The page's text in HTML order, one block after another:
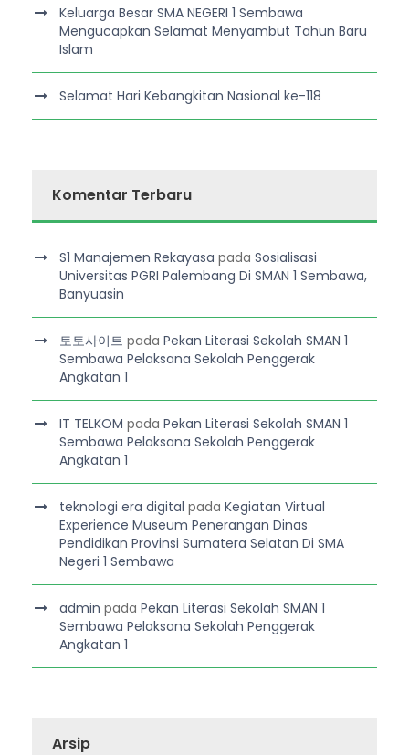
Keluarga Besar SMA NEGERI 1 Sembawa
Mengucapkan Selamat Menyambut Tahun Baru
Islam
Selamat Hari Kebangkitan Nasional ke-118
Komentar Terbaru
S1 Manajemen Rekayasa pada Sosialisasi
Universitas PGRI Palembang Di SMAN 1 Sembawa,
Banyuasin
토토사이트 pada Pekan Literasi Sekolah SMAN 1
Sembawa Pelaksana Sekolah Penggerak
Angkatan 1
IT TELKOM pada Pekan Literasi Sekolah SMAN 1
Sembawa Pelaksana Sekolah Penggerak
Angkatan 1
teknologi era digital pada Kegiatan Virtual
Experience Museum Penerangan Dinas
Pendidikan Provinsi Sumatera Selatan Di SMA
Negeri 1 Sembawa
admin pada Pekan Literasi Sekolah SMAN 1
Sembawa Pelaksana Sekolah Penggerak
Angkatan 1
Arsip